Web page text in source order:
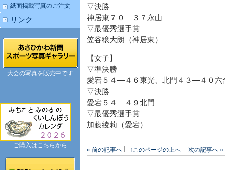
▽決勝
神居東７０―３７永山
▽最優秀選手賞
笠谷穣大朗（神居東）
【女子】
▽準決勝
愛宕５４―４６東光、北門４３―４０六
▽決勝
愛宕５４―４９北門
▽最優秀選手賞
加藤綾莉（愛宕）
« 前の記事へ ↑このページの上へ 次の記事へ »
紙面掲載写真のご注文
リンク
大会の写真を販売中です
ご購入はこちらから